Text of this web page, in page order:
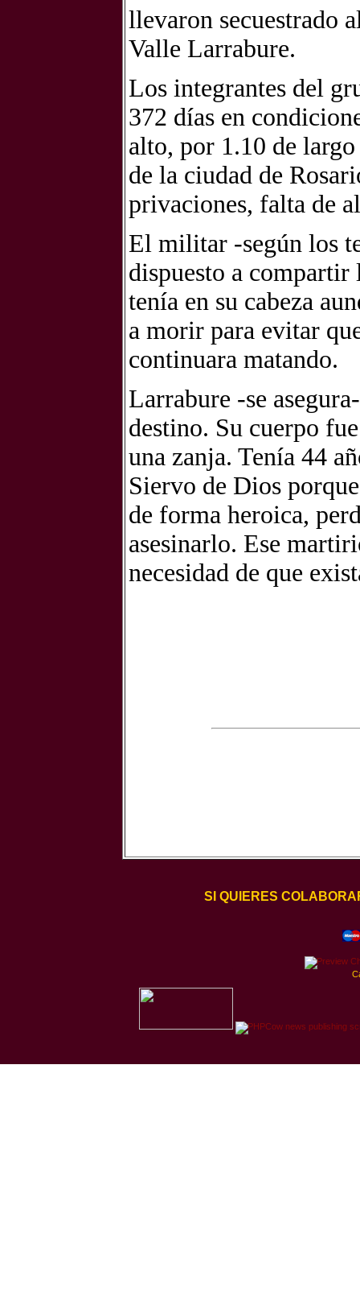
llevaron secuestrado
Valle Larrabure.
Los integrantes del
372 días en
alto, por 1.10 de
de la ciudad de
privaciones, falta de
El militar -según los
dispuesto a
tenía en su cabeza
a morir para evitar
continuara matando.
Larrabure -se
destino. Su cuerpo
una zanja. Tenía 44
Siervo de Dios
de forma heroica,
asesinarlo. Ese
necesidad de que
SI QUIERES